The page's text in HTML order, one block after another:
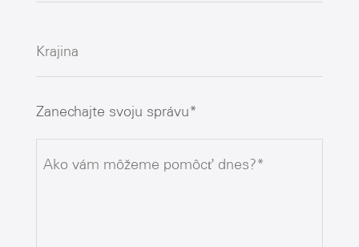
Zanechajte svoju správu*